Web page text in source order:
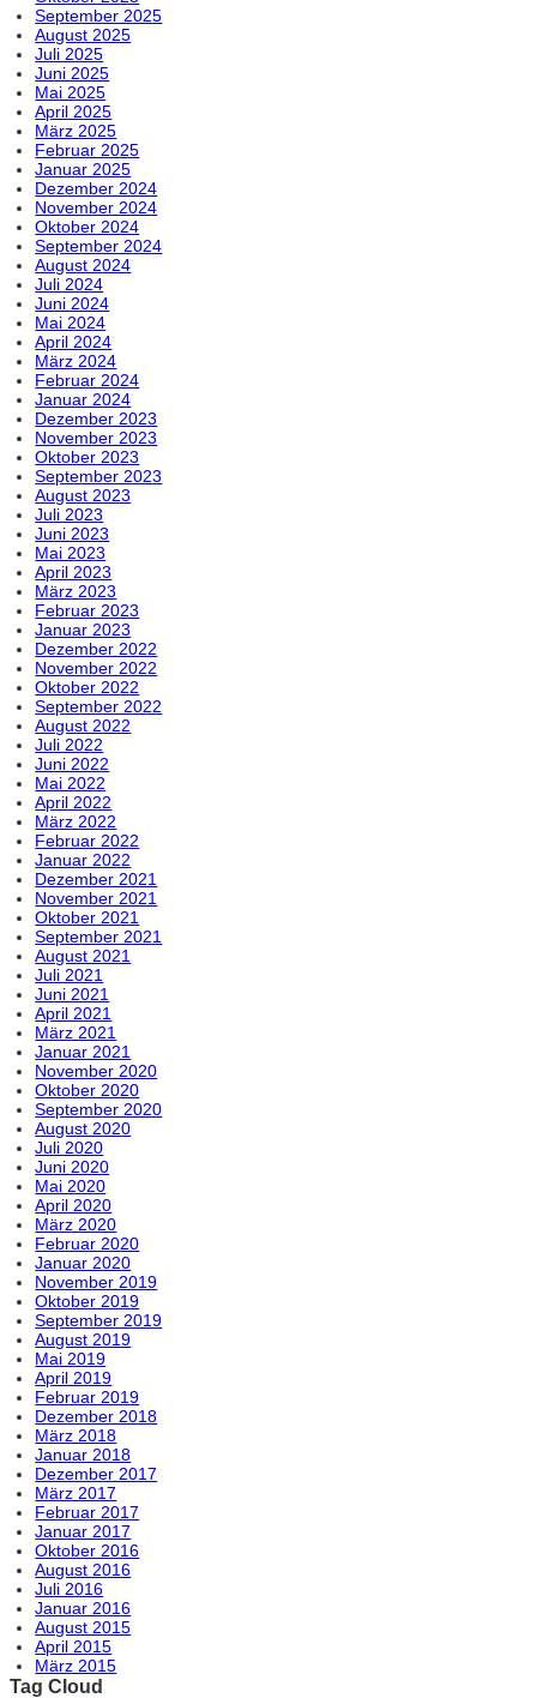
September 2025
August 2025
Juli 2025
Juni 2025
Mai 2025
April 2025
März 2025
Februar 2025
Januar 2025
Dezember 2024
November 2024
Oktober 2024
September 2024
August 2024
Juli 2024
Juni 2024
Mai 2024
April 2024
März 2024
Februar 2024
Januar 2024
Dezember 2023
November 2023
Oktober 2023
September 2023
August 2023
Juli 2023
Juni 2023
Mai 2023
April 2023
März 2023
Februar 2023
Januar 2023
Dezember 2022
November 2022
Oktober 2022
September 2022
August 2022
Juli 2022
Juni 2022
Mai 2022
April 2022
März 2022
Februar 2022
Januar 2022
Dezember 2021
November 2021
Oktober 2021
September 2021
August 2021
Juli 2021
Juni 2021
April 2021
März 2021
Januar 2021
November 2020
Oktober 2020
September 2020
August 2020
Juli 2020
Juni 2020
Mai 2020
April 2020
März 2020
Februar 2020
Januar 2020
November 2019
Oktober 2019
September 2019
August 2019
Mai 2019
April 2019
Februar 2019
Dezember 2018
März 2018
Januar 2018
Dezember 2017
März 2017
Februar 2017
Januar 2017
Oktober 2016
August 2016
Juli 2016
Januar 2016
August 2015
April 2015
März 2015
Tag Cloud